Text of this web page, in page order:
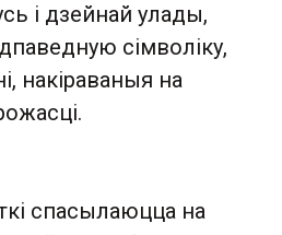
і дзейнай улады,
сімволіку,
накіраваныя на
спасылаюцца на